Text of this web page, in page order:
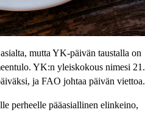
mutta YK-päivän taustalla on
YK:n yleiskokous nimesi 21.
ja FAO johtaa päivän viettoa.
perheelle pääasiallinen elinkeino,